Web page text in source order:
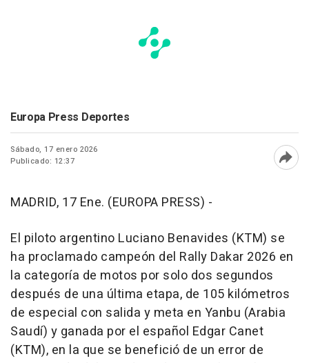
Europa Press Deportes
Sábado, 17 enero 2026
Publicado: 12:37
MADRID, 17 Ene. (EUROPA PRESS) -
El piloto argentino Luciano Benavides (KTM) se
ha proclamado campeón del Rally Dakar 2026 en
la categoría de motos por solo dos segundos
después de una última etapa, de 105 kilómetros
de especial con salida y meta en Yanbu (Arabia
Saudí) y ganada por el español Edgar Canet
(KTM), en la que se benefició de un error de